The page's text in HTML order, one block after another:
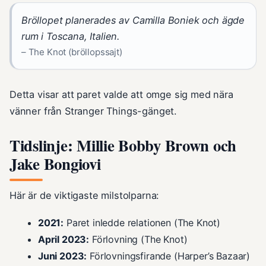
Bröllopet planerades av Camilla Boniek och ägde
rum i Toscana, Italien.
– The Knot (bröllopssajt)
Detta visar att paret valde att omge sig med nära
vänner från Stranger Things-gänget.
Tidslinje: Millie Bobby Brown och
Jake Bongiovi
Här är de viktigaste milstolparna:
2021: Paret inledde relationen (The Knot)
April 2023: Förlovning (The Knot)
Juni 2023: Förlovningsfirande (Harper’s Bazaar)